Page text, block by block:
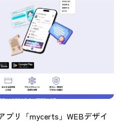
プリ「mycerts」WEBデザイ